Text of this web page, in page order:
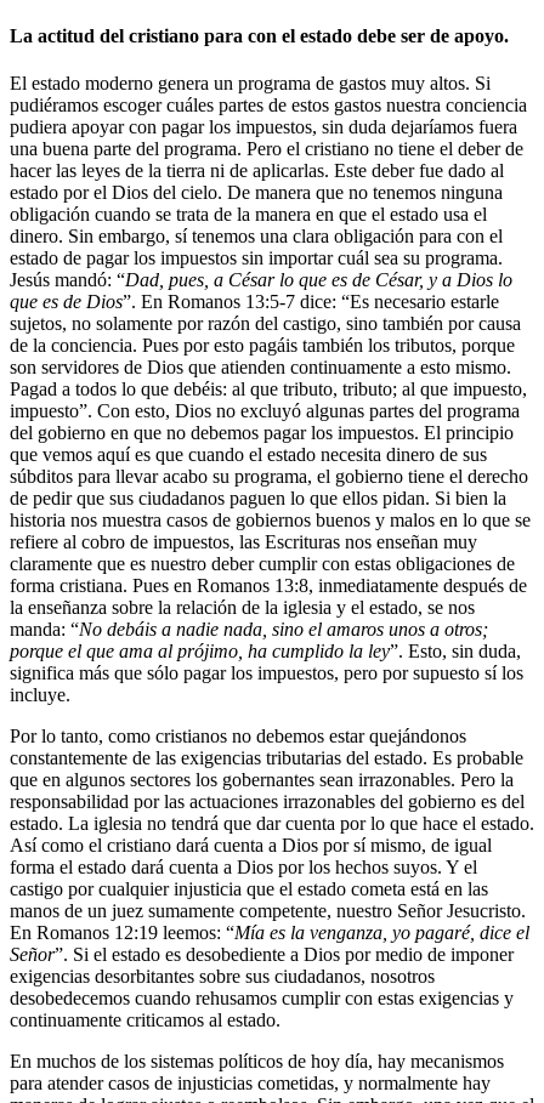
La actitud del cristiano para con el estado debe ser de apoyo.
El estado moderno genera un programa de gastos muy altos. Si
pudiéramos escoger cuáles partes de estos gastos nuestra conciencia
pudiera apoyar con pagar los impuestos, sin duda dejaríamos fuera
una buena parte del programa. Pero el cristiano no tiene el deber de
hacer las leyes de la tierra ni de aplicarlas. Este deber fue dado al
estado por el Dios del cielo. De manera que no tenemos ninguna
obligación cuando se trata de la manera en que el estado usa el
dinero. Sin embargo, sí tenemos una clara obligación para con el
estado de pagar los impuestos sin importar cuál sea su programa.
Jesús mandó: “Dad, pues, a César lo que es de César, y a Dios lo
que es de Dios”. En Romanos 13:5-7 dice: “Es necesario estarle
sujetos, no solamente por razón del castigo, sino también por causa
de la conciencia. Pues por esto pagáis también los tributos, porque
son servidores de Dios que atienden continuamente a esto mismo.
Pagad a todos lo que debéis: al que tributo, tributo; al que impuesto,
impuesto”. Con esto, Dios no excluyó algunas partes del programa
del gobierno en que no debemos pagar los impuestos. El principio
que vemos aquí es que cuando el estado necesita dinero de sus
súbditos para llevar acabo su programa, el gobierno tiene el derecho
de pedir que sus ciudadanos paguen lo que ellos pidan. Si bien la
historia nos muestra casos de gobiernos buenos y malos en lo que se
refiere al cobro de impuestos, las Escrituras nos enseñan muy
claramente que es nuestro deber cumplir con estas obligaciones de
forma cristiana. Pues en Romanos 13:8, inmediatamente después de
la enseñanza sobre la relación de la iglesia y el estado, se nos
manda: “No debáis a nadie nada, sino el amaros unos a otros;
porque el que ama al prójimo, ha cumplido la ley”. Esto, sin duda,
significa más que sólo pagar los impuestos, pero por supuesto sí los
incluye.
Por lo tanto, como cristianos no debemos estar quejándonos
constantemente de las exigencias tributarias del estado. Es probable
que en algunos sectores los gobernantes sean irrazonables. Pero la
responsabilidad por las actuaciones irrazonables del gobierno es del
estado. La iglesia no tendrá que dar cuenta por lo que hace el estado.
Así como el cristiano dará cuenta a Dios por sí mismo, de igual
forma el estado dará cuenta a Dios por los hechos suyos. Y el
castigo por cualquier injusticia que el estado cometa está en las
manos de un juez sumamente competente, nuestro Señor Jesucristo.
En Romanos 12:19 leemos: “Mía es la venganza, yo pagaré, dice el
Señor”. Si el estado es desobediente a Dios por medio de imponer
exigencias desorbitantes sobre sus ciudadanos, nosotros
desobedecemos cuando rehusamos cumplir con estas exigencias y
continuamente criticamos al estado.
En muchos de los sistemas políticos de hoy día, hay mecanismos
para atender casos de injusticias cometidas, y normalmente hay